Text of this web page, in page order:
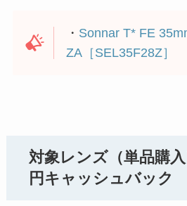
・ Sonnar T* FE
ZA［SEL35F28Z］
対象レンズ（単品購
円キャッシュバック